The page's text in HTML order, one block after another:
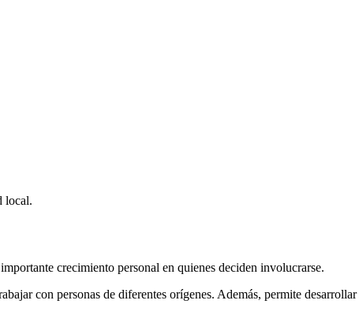
local.
crecimiento personal en quienes deciden involucrarse.
con personas de diferentes orígenes. Además, permite